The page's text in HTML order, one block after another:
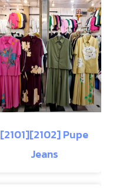
[2101][2102] Pupe
Jeans